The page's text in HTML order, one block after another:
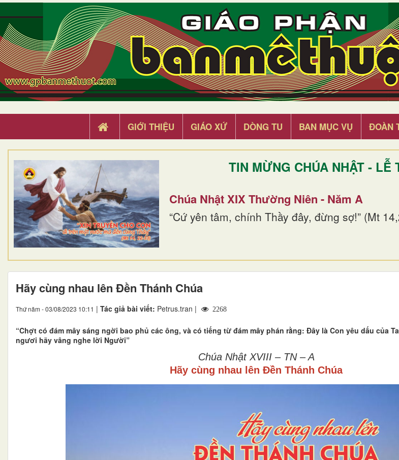
GIỚI THIỆU GIÁO XỨ DÒNG TU BAN MỤC VỤ ĐOÀN
TIN MỪNG CHÚA NHẬT - LỄ
Chúa Nhật XIX Thường Niên - Năm A
“Cứ yên tâm, chính Thầy đây, đừng sợ!” (Mt
Hãy cùng nhau lên Đền Thánh Chúa
Thứ năm - 03/08/2023 10:11 | Tác giả bài viết: Petrus.tran | 2268
“Chợt có đám mây sáng ngời bao phủ các ông, và có tiếng từ đám mây phán rằng: Đây là Con yêu dấu của
ngươi hãy vâng nghe lời Người”
Chúa Nhật XVIII – TN – A
Hãy cùng nhau lên Đền Thánh Chúa